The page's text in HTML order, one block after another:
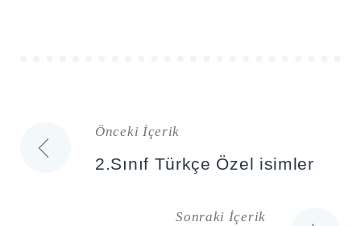
Yazı
Önceki İçerik
2.Sınıf Türkçe Özel isimler
Sonraki İçerik